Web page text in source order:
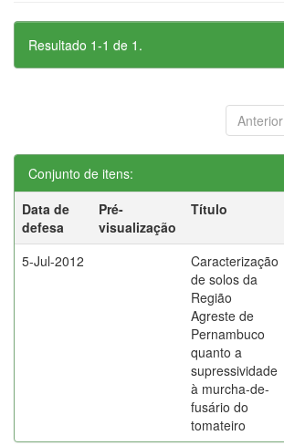
Resultado 1-1 de 1.
Anterior
Conjunto de itens:
Data de
defesa
Pré-
visualização
Título
5-Jul-2012
Caracterização
de solos da
Região
Agreste de
Pernambuco
quanto a
supressividade
à murcha-de-
fusário do
tomateiro